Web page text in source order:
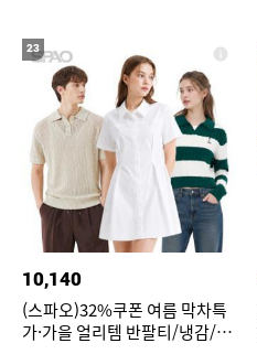
23
10,140
(스파오)32%쿠폰 여름 막차특
가·가을 얼리템 반팔티/냉감/반